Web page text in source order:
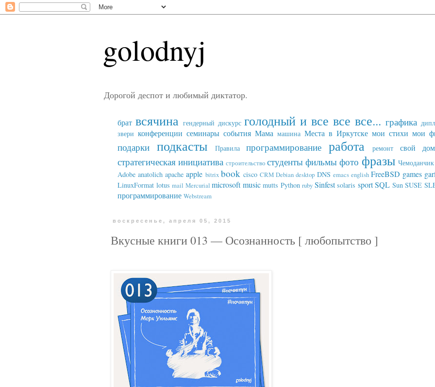
golodnyj
Дорогой деспот и любимый диктатор.
брат всячина гендерный дискурс голодный и все все все... графика
звери конференции семинары события Мама машина Места в Иркутске мои стихи мои
подарки подкасты Правила программирование работа ремонт свой дом
стратегическая инициатива строительство студенты фильмы фото фразы
Adobe anatolich apache apple bitrix book cisco CRM Debian desktop DNS emacs english FreeBSD games
LinuxFormat lotus mail Mercurial microsoft music mutts Python ruby Sinfest solaris sport SQL Sun SUSE
программирование Webstream
воскресенье, апреля 05, 2015
Вкусные книги 013 — Осознанность [ любопытство ]